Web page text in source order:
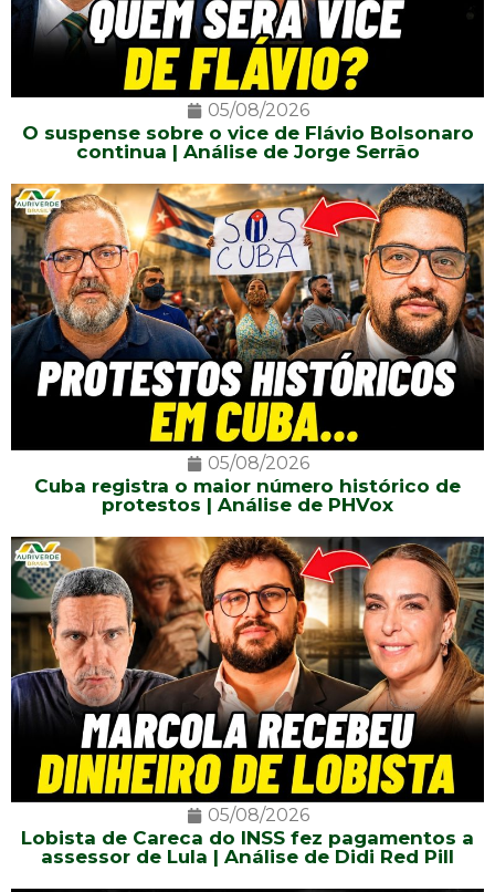
05/08/2026
O suspense sobre o vice de Flávio Bolsonaro
continua | Análise de Jorge Serrão
05/08/2026
Cuba registra o maior número histórico de
protestos | Análise de PHVox
05/08/2026
Lobista de Careca do INSS fez pagamentos a
assessor de Lula | Análise de Didi Red Pill